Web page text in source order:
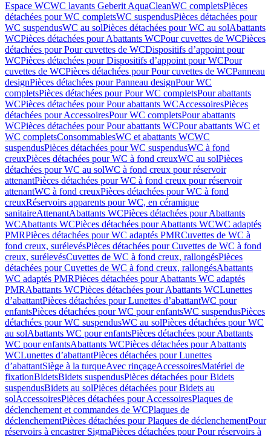
Espace WCWC lavants Geberit AquaCleanWC completsPièces
détachées pour WC completsWC suspendusPièces détachées pour
WC suspendusWC au solPièces détachées pour WC au solAbattants
WCPièces détachées pour Abattants WCPour cuvettes de WCPièces
détachées pour Pour cuvettes de WCDispositifs d’appoint pour
WCPièces détachées pour Dispositifs d’appoint pour WCPour
cuvettes de WCPièces détachées pour Pour cuvettes de WCPanneau
designPièces détachées pour Panneau designPour WC
completsPièces détachées pour Pour WC completsPour abattants
WCPièces détachées pour Pour abattants WCAccessoiresPièces
détachées pour AccessoiresPour WC completsPour abattants
WCPièces détachées pour Pour abattants WCPour abattants WC et
WC completsConsommablesWC et abattants WCWC
suspendusPièces détachées pour WC suspendusWC à fond
creuxPièces détachées pour WC à fond creuxWC au solPièces
détachées pour WC au solWC à fond creux pour réservoir
attenantPièces détachées pour WC à fond creux pour réservoir
attenantWC à fond creuxPièces détachées pour WC à fond
creuxRéservoirs apparents pour WC, en céramique
sanitaireAttenantAbattants WCPièces détachées pour Abattants
WCAbattants WCPièces détachées pour Abattants WCWC adaptés
PMRPièces détachées pour WC adaptés PMRCuvettes de WC à
fond creux, surélevésPièces détachées pour Cuvettes de WC à fond
creux, surélevésCuvettes de WC à fond creux, rallongésPièces
détachées pour Cuvettes de WC à fond creux, rallongésAbattants
WC adaptés PMRPièces détachées pour Abattants WC adaptés
PMRAbattants WCPièces détachées pour Abattants WCLunettes
d’abattantPièces détachées pour Lunettes d’abattantWC pour
enfantsPièces détachées pour WC pour enfantsWC suspendusPièces
détachées pour WC suspendusWC au solPièces détachées pour WC
au solAbattants WC pour enfantsPièces détachées pour Abattants
WC pour enfantsAbattants WCPièces détachées pour Abattants
WCLunettes d’abattantPièces détachées pour Lunettes
d’abattantSiège à la turqueAvec rinçageAccessoiresMatériel de
fixationBidetsBidets suspendusPièces détachées pour Bidets
suspendusBidets au solPièces détachées pour Bidets au
solAccessoiresPièces détachées pour AccessoiresPlaques de
déclenchement et commandes de WCPlaques de
déclenchementPièces détachées pour Plaques de déclenchementPour
réservoirs à encastrer SigmaPièces détachées pour Pour réservoirs à